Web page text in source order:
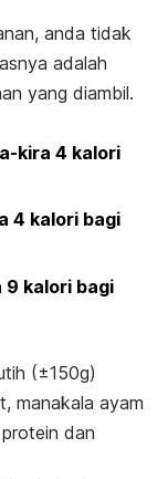
anda tidak
adalah
yang diambil.
kira 4 kalori
4 kalori bagi
9 kalori bagi
(±150g)
manakala ayam
dan